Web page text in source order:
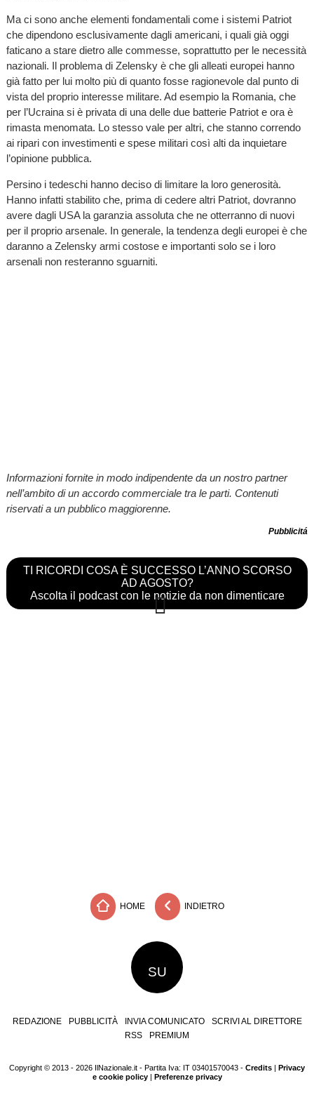
Ma ci sono anche elementi fondamentali come i sistemi Patriot
che dipendono esclusivamente dagli americani, i quali già oggi
faticano a stare dietro alle commesse, soprattutto per le necessità
nazionali. Il problema di Zelensky è che gli alleati europei hanno
già fatto per lui molto più di quanto fosse ragionevole dal punto di
vista del proprio interesse militare. Ad esempio la Romania, che
per l’Ucraina si è privata di una delle due batterie Patriot e ora è
rimasta menomata. Lo stesso vale per altri, che stanno correndo
ai ripari con investimenti e spese militari così alti da inquietare
l’opinione pubblica.
Persino i tedeschi hanno deciso di limitare la loro generosità.
Hanno infatti stabilito che, prima di cedere altri Patriot, dovranno
avere dagli USA la garanzia assoluta che ne otterranno di nuovi
per il proprio arsenale. In generale, la tendenza degli europei è che
daranno a Zelensky armi costose e importanti solo se i loro
arsenali non resteranno sguarniti.
Informazioni fornite in modo indipendente da un nostro partner
nell’ambito di un accordo commerciale tra le parti. Contenuti
riservati a un pubblico maggiorenne.
Pubblicitá
TI RICORDI COSA È SUCCESSO L’ANNO SCORSO
AD AGOSTO?
Ascolta il podcast con le notizie da non dimenticare
HOME INDIETRO
SU
REDAZIONE PUBBLICITÀ INVIA COMUNICATO
SCRIVI AL DIRETTORE
RSS
PREMIUM
Copyright © 2013 - 2026 IlNazionale.it - Partita Iva: IT 03401570043 - Credits | Privacy
e cookie policy| Preferenze privacy